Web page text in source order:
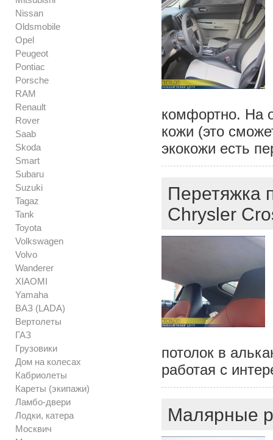
Nissan
Oldsmobile
Opel
Peugeot
Pontiac
Porsche
RAM
Renault
Rover
Saab
Skoda
Smart
Subaru
Suzuki
Tagaz
Tank
Toyota
Volkswagen
Volvo
Wanderer
XIAOMI
Yamaha
ВАЗ (LADA)
Вертолеты
ГАЗ
Грузовики
Дом на колесах
Кабриолеты
Кареты (экипажи)
Ламбо-двери
Лодки, катера
Москвич
комфортно. На
кожи (это
экокожи есть
Перетяжка
Chrysler
потолок в
работая с
Малярные